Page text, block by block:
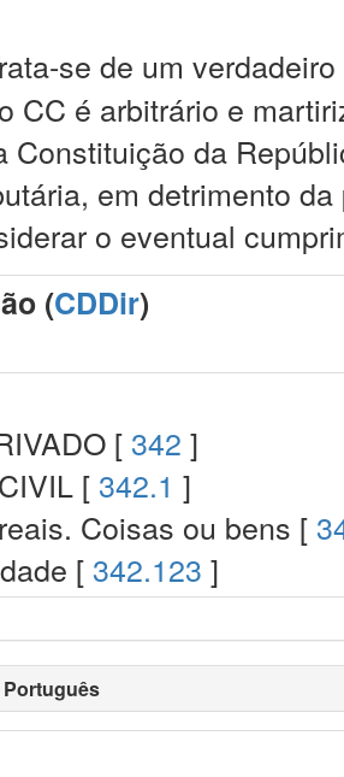
se de um
CC é arbitrário e
Constituição da
em detrimento
o eventual
(CDDir)
[ 342 ]
[ 342.1 ]
Coisas ou bens [
[ 342.123 ]